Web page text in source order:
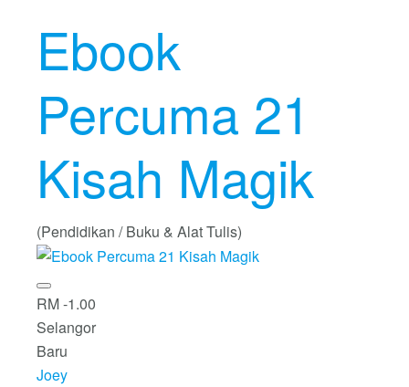
Ebook
Percuma 21
Kisah Magik
(Pendidikan / Buku & Alat Tulis)
RM -1.00
Selangor
Baru
Joey